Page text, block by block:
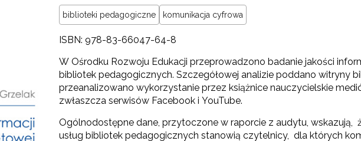
biblioteki pedagogiczne komunikacja cyfrowa
ISBN: 978-83-66047-64-8
W Ośrodku Rozwoju Edukacji przeprowadzono badanie jakości
bibliotek pedagogicznych. Szczegółowej analizie poddano witryny
przeanalizowano wykorzystanie przez książnice nauczycielskie
zwłaszcza serwisów Facebook i YouTube.
Ogólnodostępne dane, przytoczone w raporcie z audytu, wskazują,
usług bibliotek pedagogicznych stanowią czytelnicy, dla których